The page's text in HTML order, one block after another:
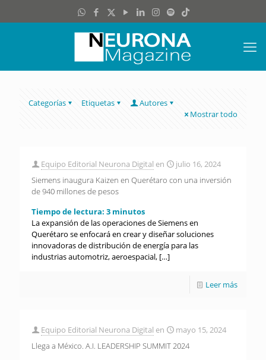
Categorías Etiquetas
Autores
Mostrar todo
Equipo Editorial Neurona Digital en
julio 16, 2024
Siemens inaugura Kaizen en Querétaro con una inversión
de 940 millones de pesos
Tiempo de lectura: 3 minutos
La expansión de las operaciones de Siemens en
Querétaro se enfocará en crear y diseñar soluciones
innovadoras de distribución de energía para las
industrias automotriz, aeroespacial, […]
Leer más
Equipo Editorial Neurona Digital en
mayo 15, 2024
Llega a México. A.I. LEADERSHIP SUMMIT 2024